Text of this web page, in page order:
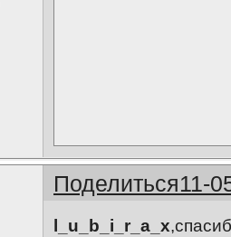
Поделиться11-
l_u_b_i_r_a_x